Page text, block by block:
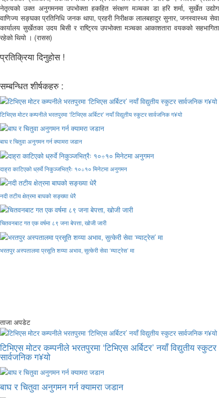
नेतृत्वको उक्त अनुगमनमा उपभोक्ता हकहित संरक्षण मञ्चका डा हरि शर्मा, सुर्खेत उद्योग
वाणिज्य सङ्घका प्रतिनिधि जनक थापा, प्रहरी निरीक्षक लालबहादुर सुनार, जनस्वास्थ्य सेवा
कार्यालय सुर्खेतका उदय बिसी र राष्ट्रिय उपभोक्ता मञ्चका आकाशतारा वयकको सहभागिता
रहेको थियो । (रासस)
प्रतिक्रिया दिनुहोस !
सम्बन्धित शीर्षकहरु :
टिभिएस मोटर कम्पनीले भरतपुरमा ‘टिभिएस अर्बिटर’ नयाँ विद्युतीय स्कुटर सार्वजनिक ग¥यो
बाघ र चितुवा अनुगमन गर्न क्यामरा जडान
दाह्रा काटिएको ध्रुर्वे निकुञ्जभित्रैः १०÷१० मिनेटमा अनुगमन
नदी तटीय क्षेत्रमा बाघको सङ्ख्या धेरै
चितवनबाट गत एक वर्षमा ८९ जना बेपत्ता, खोजी जारी
भरतपुर अस्पतालमा प्रसूति शय्या अभाव, सुत्केरी सेवा ‘म्याट्रेस’ मा
ताजा अपडेट
टिभिएस मोटर कम्पनीले भरतपुरमा ‘टिभिएस अर्बिटर’ नयाँ विद्युतीय स्कुटर
सार्वजनिक ग¥यो
बाघ र चितुवा अनुगमन गर्न क्यामरा जडान